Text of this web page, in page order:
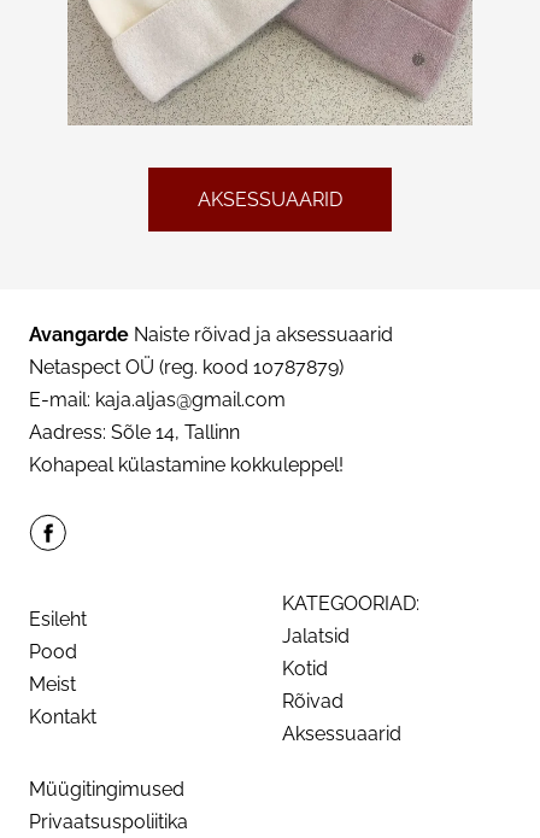
AKSESSUAARID
Avangarde Naiste rõivad ja aksessuaarid
Netaspect OÜ (reg. kood 10787879)
E-mail: kaja.aljas@gmail.com
Aadress: Sõle 14, Tallinn
Kohapeal külastamine kokkuleppel!
Esileht
Pood
Meist
Kontakt
KATEGOORIAD:
Jalatsid
Kotid
Rõivad
Aksessuaarid
Müügitingimused
Privaatsuspoliitika